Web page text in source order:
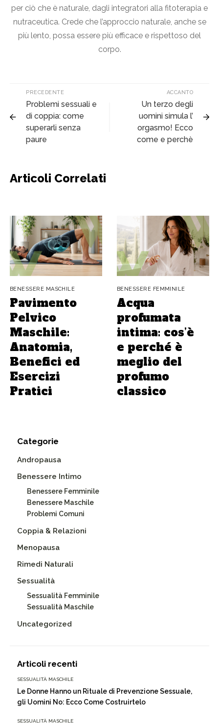
per ciò che è naturale, dagli integratori alla fitoterapia e
nutraceutica. Crede che l’approccio naturale, anche se
più lento, possa essere più efficace e rispettoso del
corpo.
PRECEDENTE
Problemi sessuali e
di coppia: come
superarli senza
paure
ACCANTO
Un terzo degli
uomini simula l’
orgasmo! Ecco
come e perchè
Articoli Correlati
BENESSERE MASCHILE
Pavimento
Pelvico
Maschile:
Anatomia,
Benefici ed
Esercizi
Pratici
BENESSERE FEMMINILE
Acqua
profumata
intima: cos’è
e perché è
meglio del
profumo
classico
Categorie
Andropausa
Benessere Intimo
Benessere Femminile
Benessere Maschile
Problemi Comuni
Coppia & Relazioni
Menopausa
Rimedi Naturali
Sessualità
Sessualità Femminile
Sessualità Maschile
Uncategorized
Articoli recenti
SESSUALITÀ MASCHILE
Le Donne Hanno un Rituale di Prevenzione Sessuale,
gli Uomini No: Ecco Come Costruirtelo
SESSUALITÀ MASCHILE